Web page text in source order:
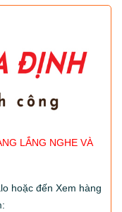
LẮNG NGHE VÀ
hoặc đến Xem hàng